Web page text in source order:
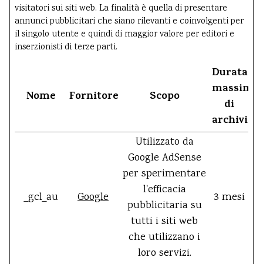
visitatori sui siti web. La finalità è quella di presentare
annunci pubblicitari che siano rilevanti e coinvolgenti per
il singolo utente e quindi di maggior valore per editori e
inserzionisti di terze parti.
Nome Fornitore Scopo
Durata
massima
di
_gcl_au Google
Utilizzato da
Google AdSense
per sperimentare
l'efficacia
pubblicitaria su
tutti i siti web
che utilizzano i
loro servizi.
3 mesi